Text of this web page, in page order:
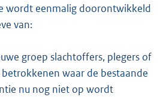
wordt eenmalig doorontwikkeld
van:
groep slachtoffers, plegers of
waar de bestaande
nu nog niet op wordt